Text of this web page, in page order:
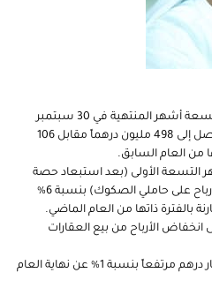
ارتفاع صافي الأرباح لفترة التسعة أشهر المنتهية في 30 سبتمبر
2017 بواقع أربعة أضعاف لتصل إلى 498 مليون درهماً مقابل 106
من العام السابق.
التسعة الأولى (بعد استبعاد حصة
العملاء من الأرباح وتوزيع الأرباح على حاملي الصكوك) بنسبة 6%
مقارنة بالفترة ذاتها من العام الماضي.
الأرباح من بيع العقارات
بلغ إجمالي الأصول 59.9 مليار درهم مرتفعاً بنسبة 1% عن نهاية العام